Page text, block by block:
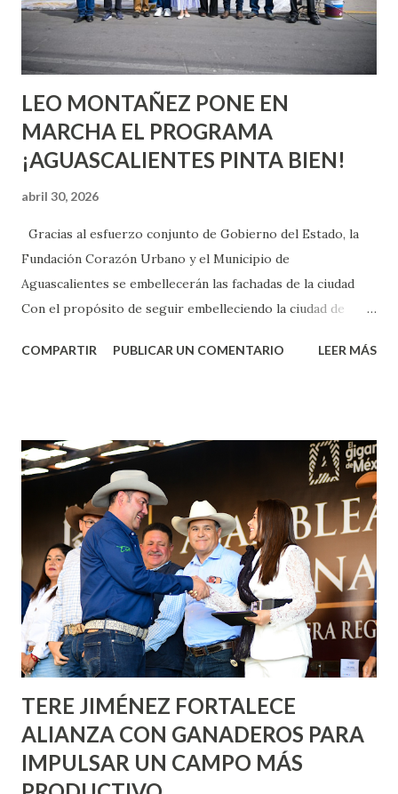
experimentarlo, pero como cualquier persona con
experiencia te dirá, siempre es mejor cuando ambas partes
son suficientemen...
LEO MONTAÑEZ PONE EN
MARCHA EL PROGRAMA
¡AGUASCALIENTES PINTA BIEN!
abril 30, 2026
Gracias al esfuerzo conjunto de Gobierno del Estado, la
Fundación Corazón Urbano y el Municipio de
Aguascalientes se embellecerán las fachadas de la ciudad
Con el propósito de seguir embelleciendo la ciudad de
municipal, Leo Montañez dio inicio al programa
Corazón Urbano y el Municipio capital. Leo Montañez
informó que en este programa se usarán cerca de 90 mil
metros cuadrados de pintura, para dar inicio en la calle
Nieto, entre Jesús F. Elizondo y la calle 22 de Octubre, con
lo que se aplicará pintura en 66 casas. Posteriormente se
llevará este programa a Villas de Nuestra Señora de la
Asunción, Avenida Alameda y Decreto 27 de Septiembre, en
los edificios FOVISSSTE Ojo de Agua, en la comunidad
Norias de Paso Hondo y en los edificios de...
COMPARTIR PUBLICAR UN COMENTARIO LEER MÁS
TERE JIMÉNEZ FORTALECE
ALIANZA CON GANADEROS PARA
IMPULSAR UN CAMPO MÁS